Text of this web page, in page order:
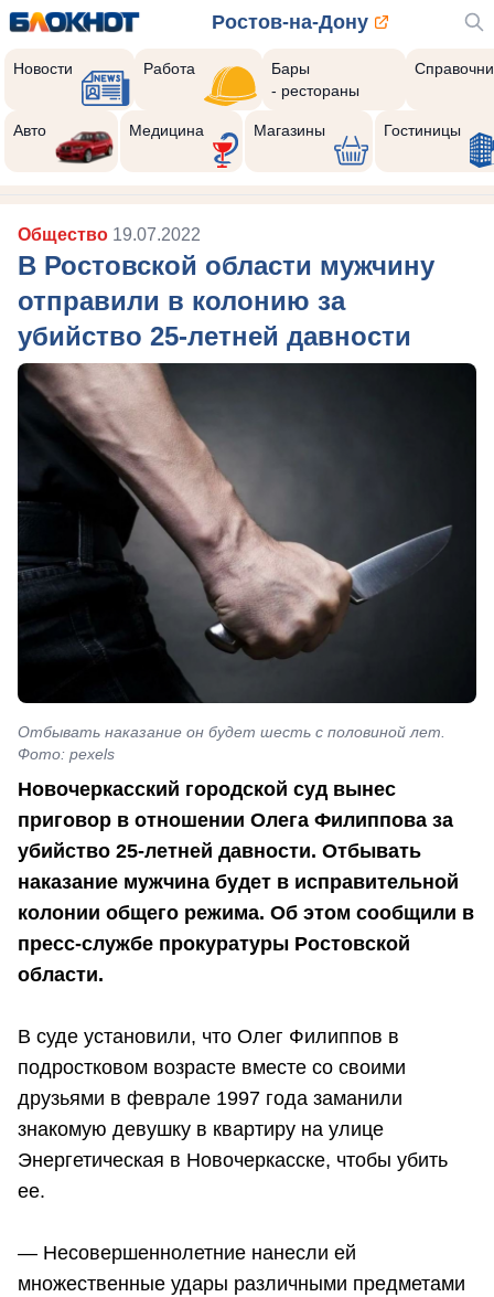
Ростов-на-Дону
Новости Работа
Бары
- рестораны
Авто Медицина Магазины Гостиницы
Общество 19.07.2022
В Ростовской области мужчину
отправили в колонию за
убийство 25-летней давности
Отбывать наказание он будет шесть с половиной лет.
Фото: pexels
Новочеркасский городской суд вынес
приговор в отношении Олега Филиппова за
убийство 25-летней давности. Отбывать
наказание мужчина будет в исправительной
колонии общего режима. Об этом сообщили в
пресс-службе прокуратуры Ростовской
области.
В суде установили, что Олег Филиппов в
подростковом возрасте вместе со своими
друзьями в феврале 1997 года заманили
знакомую девушку в квартиру на улице
Энергетическая в Новочеркасске, чтобы убить
ее.
— Несовершеннолетние нанесли ей
множественные удары различными предметами